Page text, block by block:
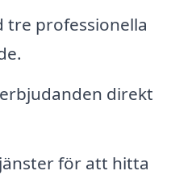
tre professionella
direkt
för att hitta